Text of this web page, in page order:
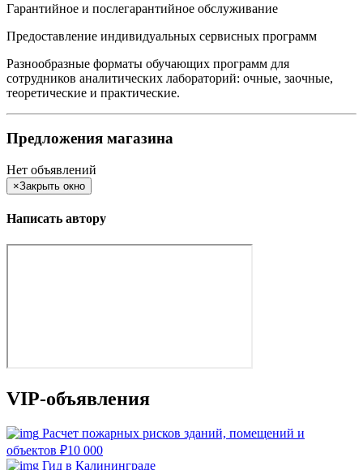
Гарантийное и послегарантийное обслуживание
Предоставление индивидуальных сервисных программ
Разнообразные форматы обучающих программ для
сотрудников аналитических лабораторий: очные, заочные,
теоретические и практические.
Предложения магазина
Нет объявлений
×Закрыть окно
Написать автору
VIP-объявления
Расчет пожарных рисков зданий, помещений и
объектов ₽10 000
Гид в Калининграде